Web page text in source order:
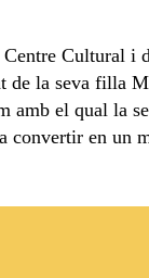
Cultural i
de la seva filla
amb el qual la
convertir en un